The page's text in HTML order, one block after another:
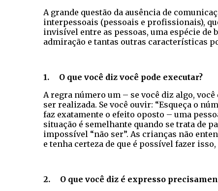
A grande questão da ausência de
interpessoais (pessoais e profissionais),
invisível entre as pessoas, uma espécie de
admiração e tantas outras características
1. O que você diz você pode executar?
A regra número um – se você diz algo,
ser realizada. Se você ouvir: “Esqueça o
faz exatamente o efeito oposto – uma
situação é semelhante quando se trata de
impossível “não ser”. As crianças não
e tenha certeza de que é possível fazer
2. O que você diz é expresso